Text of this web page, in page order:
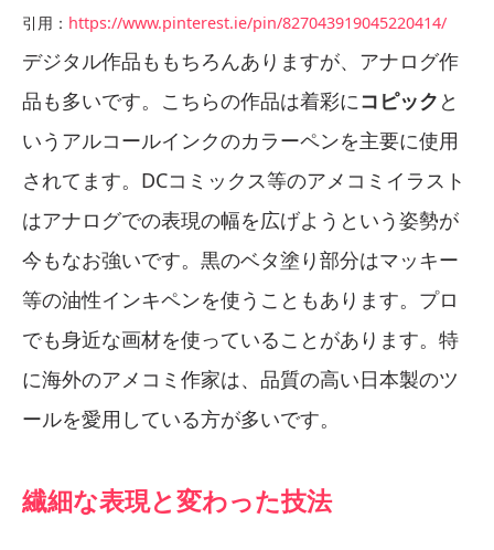
引用： https://www.pinterest.ie/pin/827043919045220414/
デジタル作品ももちろんありますが、アナログ作
品も多いです。こちらの作品は着彩にコピック と
いうアルコールインクのカラーペンを主要に使用
されてます。DCコミックス等のアメコミイラスト
はアナログでの表現の幅を広げようという姿勢が
今もなお強いです。黒のベタ塗り部分はマッキー
等の油性インキペンを使うこともあります。プロ
でも身近な画材を使っていることがあります。特
に海外のアメコミ作家は、品質の高い日本製のツ
ールを愛用している方が多いです。
繊細な表現と変わった技法